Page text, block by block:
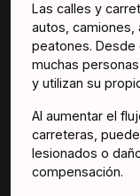
Las calles y
autos, camiones,
peatones. Desde
muchas
y utilizan su
Al aumentar el
carreteras,
lesionados o
compensación.